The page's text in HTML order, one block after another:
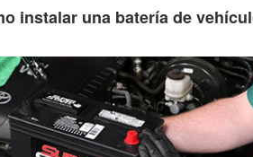
instalar una batería de